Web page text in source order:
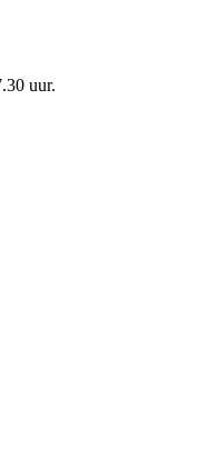
uur.